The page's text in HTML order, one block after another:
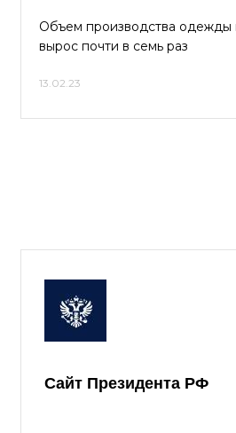
Объем производства одежды
вырос почти в семь раз
13.02.23
Сайт Президента РФ